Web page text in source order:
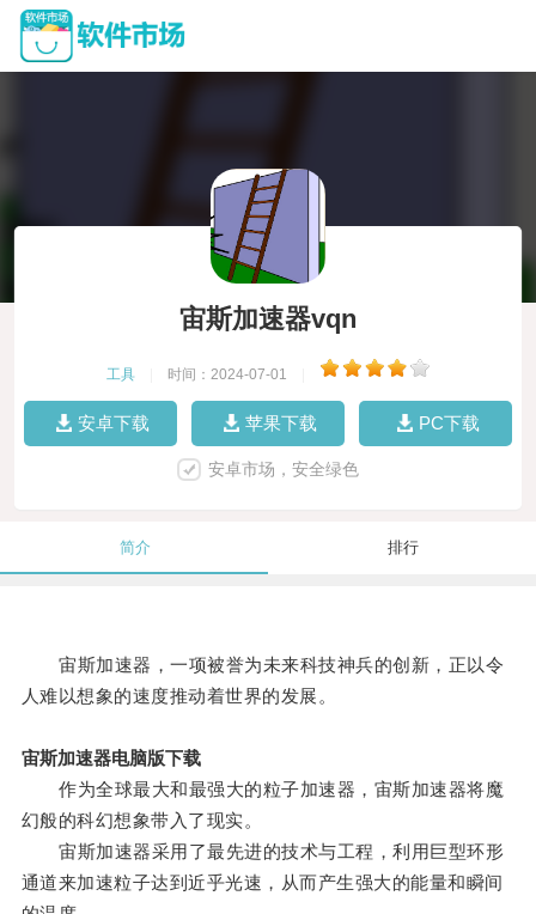
宙斯加速器vqn
工具 时间：2024-07-01
安卓下载 苹果下载 PC下载
安卓市场，安全绿色
简介 排行
宙斯加速器，一项被誉为未来科技神兵的创新，正以令
人难以想象的速度推动着世界的发展。
宙斯加速器电脑版下载
作为全球最大和最强大的粒子加速器，宙斯加速器将魔
幻般的科幻想象带入了现实。
宙斯加速器采用了最先进的技术与工程，利用巨型环形
通道来加速粒子达到近乎光速，从而产生强大的能量和瞬间